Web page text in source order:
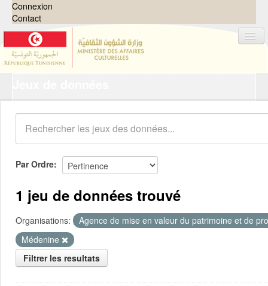
Connexion
Contact
Organisations
Groupes
Demandes 0
À propos
Par Ordre
1 jeu de données trouvé
Organisations:
Agence de mise en valeur du patrimoine et de
Médenine
Filtrer les resultats